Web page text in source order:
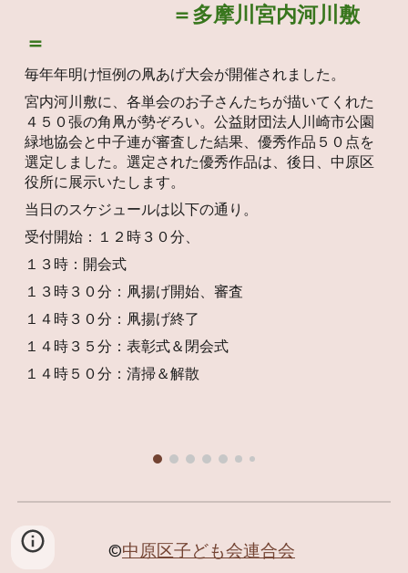
＝多摩川宮内河川敷
＝
毎年年明け恒例の凧あげ大会が開催されました。
宮内河川敷に、各単会のお子さんたちが描いてくれた
４５０張の角凧が勢ぞろい。公益財団法人川崎市公園
緑地協会と中子連が審査した結果、優秀作品５０点を
選定しました。選定された優秀作品は、後日、中原区
役所に展示いたします。
当日のスケジュールは以下の通り。
受付開始：１２時３０分、
１３時：開会式
１３時３０分：凧揚げ開始、審査
１４時３０分：凧揚げ終了
１４時３５分：表彰式＆閉会式
１４時５０分：清掃＆解散
©中原区子ども会連合会